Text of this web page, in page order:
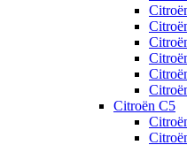
Citroën C5